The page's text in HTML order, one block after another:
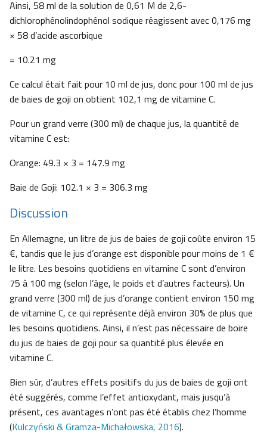
Ainsi, 58 ml de la solution de 0,61 M de 2,6-
dichlorophénolindophénol sodique réagissent avec 0,176 mg
× 58 d’acide ascorbique
= 10.21 mg
Ce calcul était fait pour 10 ml de jus, donc pour 100 ml de jus
de baies de goji on obtient 102,1 mg de vitamine C.
Pour un grand verre (300 ml) de chaque jus, la quantité de
vitamine C est:
Orange: 49.3 × 3 = 147.9 mg
Baie de Goji: 102.1 × 3 = 306.3 mg
Discussion
En Allemagne, un litre de jus de baies de goji coûte environ 15
€, tandis que le jus d’orange est disponible pour moins de 1 €
le litre. Les besoins quotidiens en vitamine C sont d’environ
75 à 100 mg (selon l’âge, le poids et d’autres facteurs). Un
grand verre (300 ml) de jus d’orange contient environ 150 mg
de vitamine C, ce qui représente déjà environ 30% de plus que
les besoins quotidiens. Ainsi, il n’est pas nécessaire de boire
du jus de baies de goji pour sa quantité plus élevée en
vitamine C.
Bien sûr, d’autres effets positifs du jus de baies de goji ont
été suggérés, comme l’effet antioxydant, mais jusqu’à
présent, ces avantages n’ont pas été établis chez l’homme
(Kulczyński & Gramza-Michałowska, 2016).